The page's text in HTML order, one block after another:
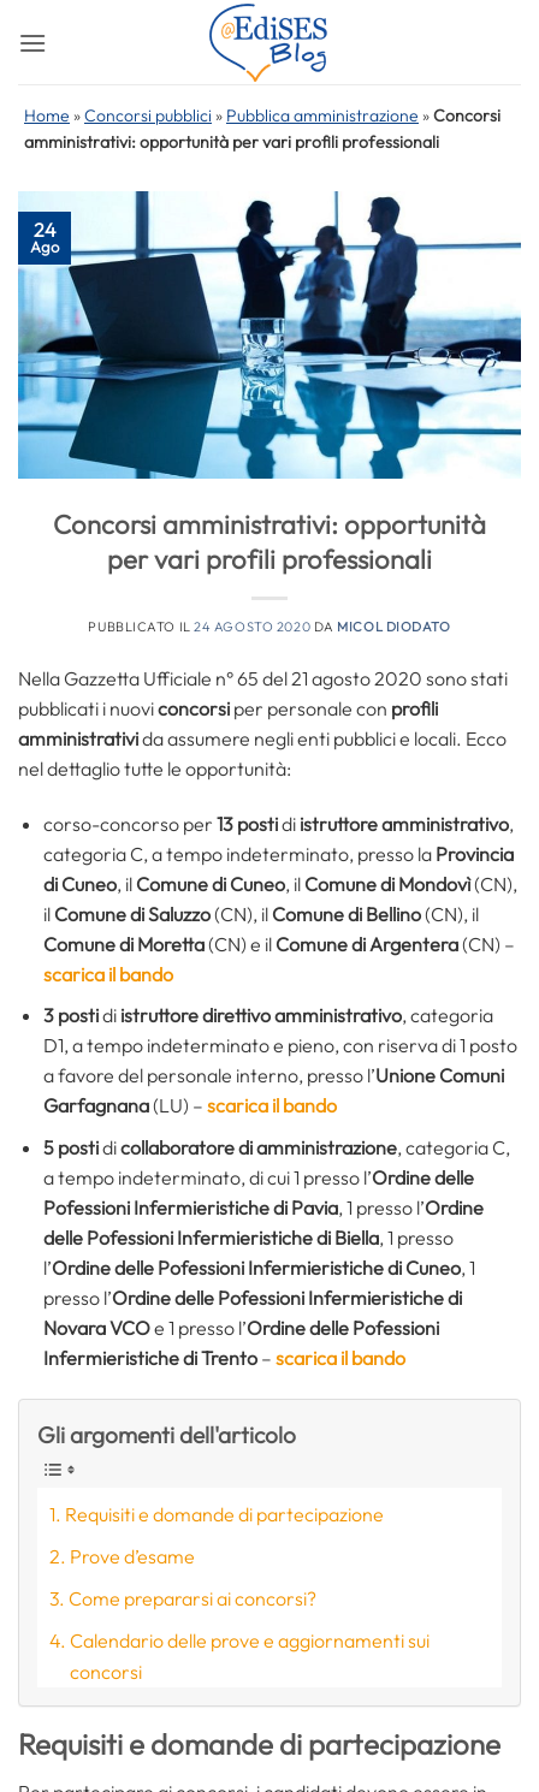
Home »Concorsi pubblici » Pubblica amministrazione »Concorsi
amministrativi: opportunità per vari profili professionali
24
Ago
Concorsi amministrativi: opportunità
per vari profili professionali
PUBBLICATO IL24 AGOSTO 2020 DA MICOL DIODATO
Nella Gazzetta Ufficiale n° 65 del 21 agosto 2020 sono stati
pubblicati i nuoviconcorsi per personale con profili
amministrativida assumere negli enti pubblici e locali. Ecco
nel dettaglio tutte le opportunità:
corso-concorso per 13 postidi istruttore amministrativo,
categoria C, a tempo indeterminato, presso la Provincia
di Cuneo, il Comune di Cuneo, il Comune di Mondovì(CN),
il Comune di Saluzzo(CN), il Comune di Bellino(CN), il
Comune di Moretta(CN) e il Comune di Argentera(CN) –
scarica il bando
3 postidi istruttore direttivo amministrativo, categoria
D1, a tempo indeterminato e pieno, con riserva di 1 posto
a favore del personale interno, presso l’Unione Comuni
Garfagnana(LU) – scarica il bando
5 postidicollaboratore di amministrazione, categoria C,
a tempo indeterminato, di cui 1 presso l’Ordine delle
Pofessioni Infermieristiche di Pavia, 1 presso l’Ordine
delle Pofessioni Infermieristiche di Biella, 1 presso
l’Ordine delle Pofessioni Infermieristiche di Cuneo, 1
presso l’Ordine delle Pofessioni Infermieristiche di
Novara VCOe 1 presso l’Ordine delle Pofessioni
Infermieristiche di Trento– scarica il bando
Gli argomenti dell'articolo
Requisiti e domande di partecipazione
Prove d’esame
Come prepararsi ai concorsi?
Calendario delle prove e aggiornamenti sui
concorsi
Requisiti e domande di partecipazione